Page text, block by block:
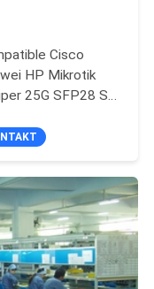
Cisco
HP Mikrotik
25G SFP28 SR
LC 100M
Optische